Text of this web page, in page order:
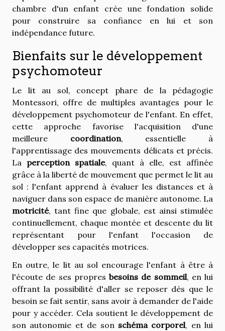
chambre d'un enfant crée une fondation solide
pour construire sa confiance en lui et son
indépendance future.
Bienfaits sur le développement
psychomoteur
Le lit au sol, concept phare de la pédagogie
Montessori, offre de multiples avantages pour le
développement psychomoteur de l'enfant. En effet,
cette approche favorise l'acquisition d'une
meilleure coordination, essentielle à
l'apprentissage des mouvements délicats et précis.
La perception spatiale, quant à elle, est affinée
grâce à la liberté de mouvement que permet le lit au
sol : l'enfant apprend à évaluer les distances et à
naviguer dans son espace de manière autonome. La
motricité, tant fine que globale, est ainsi stimulée
continuellement, chaque montée et descente du lit
représentant pour l'enfant l'occasion de
développer ses capacités motrices.
En outre, le lit au sol encourage l'enfant à être à
l'écoute de ses propres besoins de sommeil, en lui
offrant la possibilité d'aller se reposer dès que le
besoin se fait sentir, sans avoir à demander de l'aide
pour y accéder. Cela soutient le développement de
son autonomie et de son schéma corporel, en lui